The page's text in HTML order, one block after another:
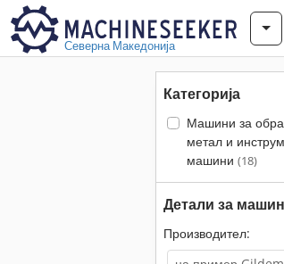
Северна Македонија
Категорија
Машини за
метал и
машини (18)
Детали за
Производител: